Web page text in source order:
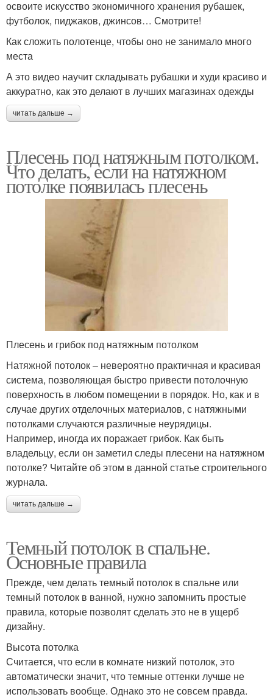
освоите искусство экономичного хранения рубашек,
футболок, пиджаков, джинсов… Смотрите!
Как сложить полотенце, чтобы оно не занимало много
места
А это видео научит складывать рубашки и худи красиво и
аккуратно, как это делают в лучших магазинах одежды
читать дальше →
Плесень под натяжным потолком.
Что делать, если на натяжном
потолке появилась плесень
Плесень и грибок под натяжным потолком
Натяжной потолок – невероятно практичная и красивая
система, позволяющая быстро привести потолочную
поверхность в любом помещении в порядок. Но, как и в
случае других отделочных материалов, с натяжными
потолками случаются различные неурядицы.
Например, иногда их поражает грибок. Как быть
владельцу, если он заметил следы плесени на натяжном
потолке? Читайте об этом в данной статье строительного
журнала.
читать дальше →
Темный потолок в спальне.
Основные правила
Прежде, чем делать темный потолок в спальне или
темный потолок в ванной, нужно запомнить простые
правила, которые позволят сделать это не в ущерб
дизайну.
Высота потолка
Считается, что если в комнате низкий потолок, это
автоматически значит, что темные оттенки лучше не
использовать вообще. Однако это не совсем правда.